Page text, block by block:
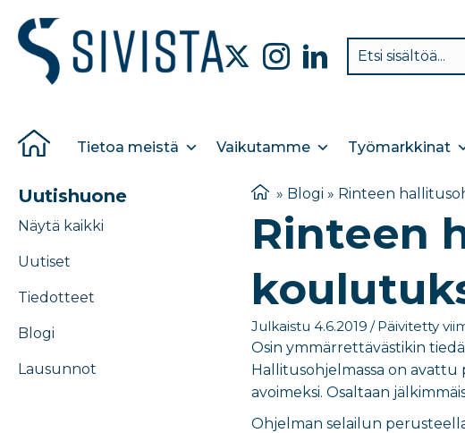
Tietoa meistä Vaikutamme Työmarkkinat
Uutishuone
Näytä kaikki
Uutiset
Tiedotteet
Blogi
Lausunnot
» Blogi » Rinteen
Rinteen
Julkaistu 4.6.2019 / Päivitetty
Osin ymmärrettävästikin
Hallitusohjelmassa on
avoimeksi. Osaltaan
Ohjelman selailun